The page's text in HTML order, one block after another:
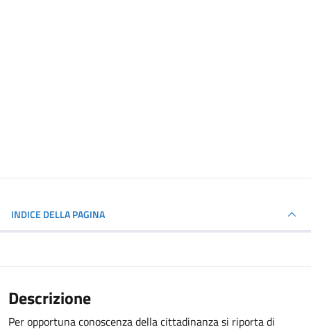
INDICE DELLA PAGINA
Descrizione
Per opportuna conoscenza della cittadinanza si riporta di